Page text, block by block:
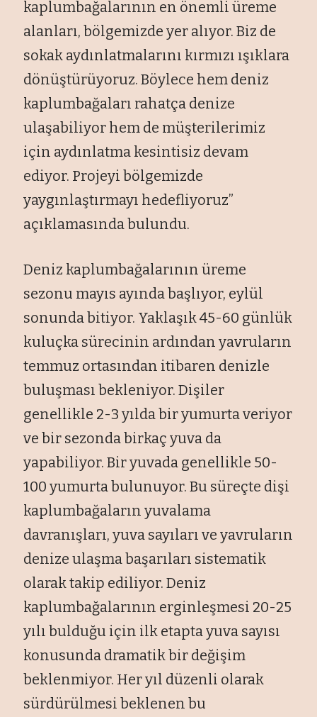
kaplumbağalarının en önemli üreme
alanları, bölgemizde yer alıyor. Biz de
sokak aydınlatmalarını kırmızı ışıklara
dönüştürüyoruz. Böylece hem deniz
kaplumbağaları rahatça denize
ulaşabiliyor hem de müşterilerimiz
için aydınlatma kesintisiz devam
ediyor. Projeyi bölgemizde
yaygınlaştırmayı hedefliyoruz”
açıklamasında bulundu.
Deniz kaplumbağalarının üreme
sezonu mayıs ayında başlıyor, eylül
sonunda bitiyor. Yaklaşık 45-60 günlük
kuluçka sürecinin ardından yavruların
temmuz ortasından itibaren denizle
buluşması bekleniyor. Dişiler
genellikle 2-3 yılda bir yumurta veriyor
ve bir sezonda birkaç yuva da
yapabiliyor. Bir yuvada genellikle 50-
100 yumurta bulunuyor. Bu süreçte dişi
kaplumbağaların yuvalama
davranışları, yuva sayıları ve yavruların
denize ulaşma başarıları sistematik
olarak takip ediliyor. Deniz
kaplumbağalarının erginleşmesi 20-25
yılı bulduğu için ilk etapta yuva sayısı
konusunda dramatik bir değişim
beklenmiyor. Her yıl düzenli olarak
sürdürülmesi beklenen bu